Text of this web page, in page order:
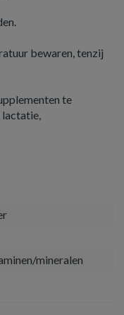
bewaren, tenzij
te
lactatie,
mineralen